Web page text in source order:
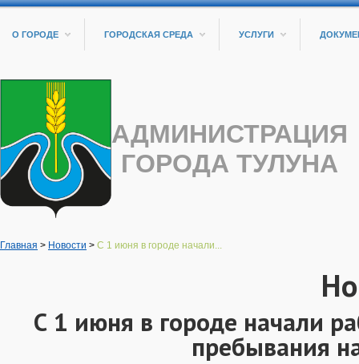
О ГОРОДЕ ГОРОДСКАЯ СРЕДА УСЛУГИ
АДМИНИСТРАЦИЯ
ГОРОДА ТУЛУНА
Главная > Новости > С 1 июня в городе начали...
С 1 июня в городе начали
пребывания